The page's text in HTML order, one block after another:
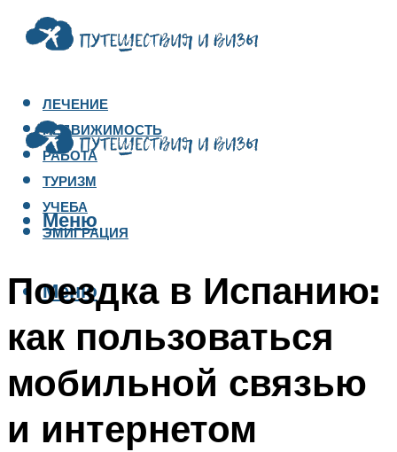
ЛЕЧЕНИЕ
НЕДВИЖИМОСТЬ
РАБОТА
ТУРИЗМ
УЧЕБА
ЭМИГРАЦИЯ
Меню
Меню
Поездка в Испанию:
как пользоваться
мобильной связью
и интернетом